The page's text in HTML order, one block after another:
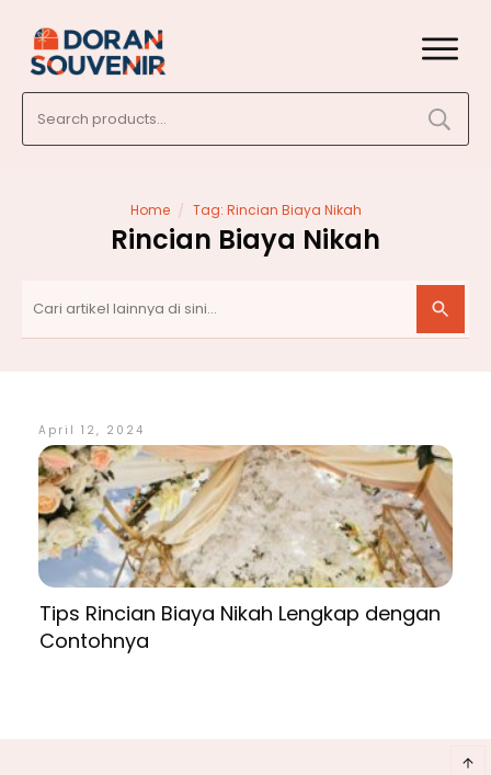
for:
Home / Tag: Rincian Biaya Nikah
Rincian Biaya Nikah
April 12, 2024
Tips Rincian Biaya Nikah Lengkap dengan
Contohnya